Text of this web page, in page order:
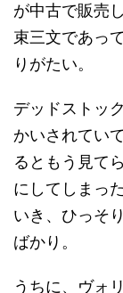
が中古で販売
束三文であっ
りがたい。
デッドストッ
かいされてい
るともう見て
にしてしまっ
いき、ひっそ
ばかり。
うちに、ヴォ